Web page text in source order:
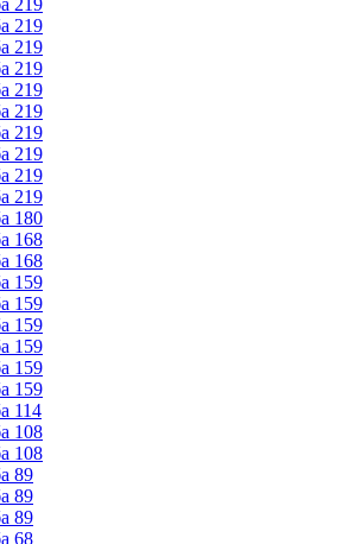
219
219
219
219
219
219
219
219
219
180
168
168
159
159
159
159
159
159
114
108
108
89
89
89
68